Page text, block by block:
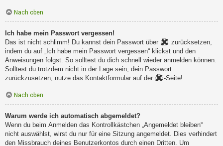
Nach oben
Ich habe mein Passwort vergessen!
Das ist nicht schlimm! Du kannst dein Passwort über
zurücksetzen,
indem du auf „Ich habe mein Passwort vergessen“ klickst und den
Anweisungen folgst. So solltest du dich schnell wieder anmelden können.
Solltest du trotzdem nicht in der Lage sein, dein Passwort
zurückzusetzen, nutze das Kontaktformular auf der
-Seite!
Nach oben
Warum werde ich automatisch abgemeldet?
Wenn du beim Anmelden das Kontrollkästchen „Angemeldet bleiben“
nicht auswählst, wirst du nur für eine Sitzung angemeldet. Dies verhindert
den Missbrauch deines Benutzerkontos durch einen Dritten. Um